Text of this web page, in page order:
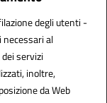
degli utenti -
al
servizi
inoltre,
da Web